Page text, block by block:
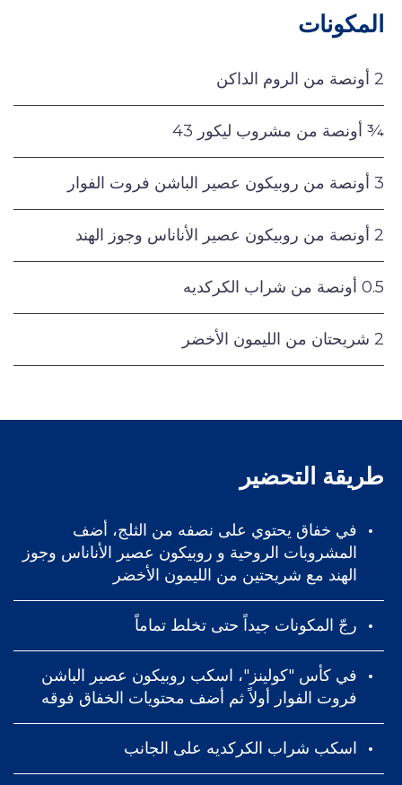
المكونات
2 أونصة من الروم الداكن
¾ أونصة من مشروب ليكور 43
3 أونصة من روبيكون عصير الباشن فروت الفوار
2 أونصة من روبيكون عصير الأناناس وجوز الهند
0.5 أونصة من شراب الكركديه
2 شريحتان من الليمون الأخضر
طريقة التحضير
في خفاق يحتوي على نصفه من الثلج، أضف
المشروبات الروحية و روبيكون عصير الأناناس وجوز
الهند مع شريحتين من الليمون الأخضر
رجّ المكونات جيداً حتى تخلط تماماً
في كأس "كولينز"، اسكب روبيكون عصير الباشن
فروت الفوار أولاً ثم أضف محتويات الخفاق فوقه
اسكب شراب الكركديه على الجانب